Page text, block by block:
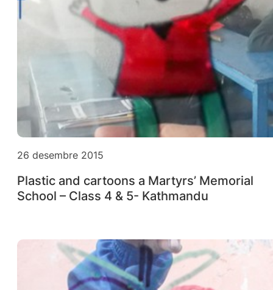
26 desembre 2015
Plastic and cartoons a Martyrs’ Memorial
School – Class 4 & 5- Kathmandu